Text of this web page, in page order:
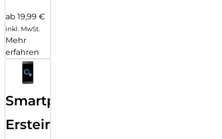
ab 19,99 €
inkl. MwSt.
Mehr
erfahren
Smartphone
Ersteinrichtung